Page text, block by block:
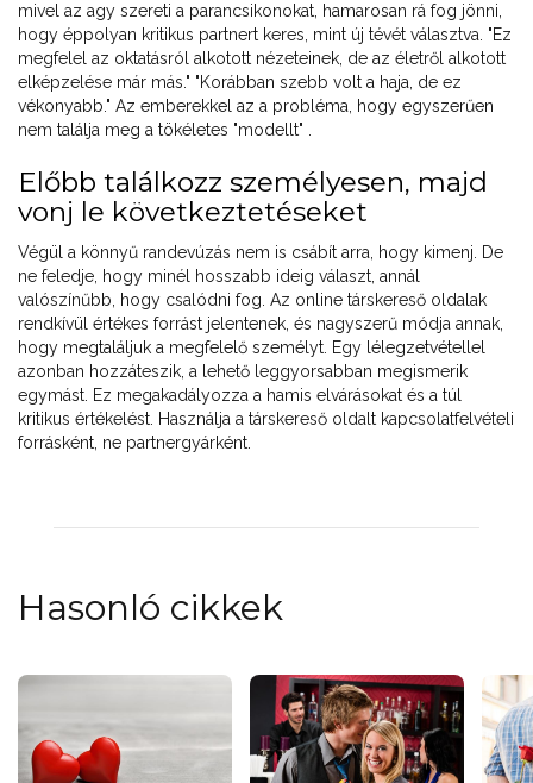
mivel az agy szereti a parancsikonokat, hamarosan rá fog jönni,
hogy éppolyan kritikus partnert keres, mint új tévét választva. "Ez
megfelel az oktatásról alkotott nézeteinek, de az életről alkotott
elképzelése már más." "Korábban szebb volt a haja, de ez
vékonyabb." Az emberekkel az a probléma, hogy egyszerűen
nem találja meg a tökéletes "modellt" .
Előbb találkozz személyesen, majd
vonj le következtetéseket
Végül a könnyű randevúzás nem is csábít arra, hogy kimenj. De
ne feledje, hogy minél hosszabb ideig választ, annál
valószínűbb, hogy csalódni fog. Az online társkereső oldalak
rendkívül értékes forrást jelentenek, és nagyszerű módja annak,
hogy megtaláljuk a megfelelő személyt. Egy lélegzetvétellel
azonban hozzáteszik, a lehető leggyorsabban megismerik
egymást. Ez megakadályozza a hamis elvárásokat és a túl
kritikus értékelést. Használja a társkereső oldalt kapcsolatfelvételi
forrásként, ne partnergyárként.
Hasonló cikkek